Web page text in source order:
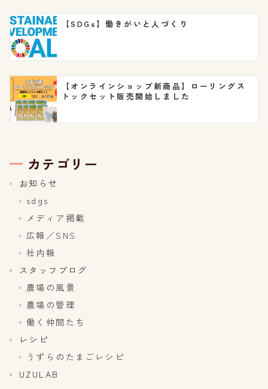
【SDGs】働きがいと人づくり
【オンラインショップ新商品】ローリングス
トックセット販売開始しました
カテゴリー
お知らせ
sdgs
メディア掲載
広報／SNS
社内報
スタッフブログ
農場の風景
農場の管理
働く仲間たち
レシピ
うずらのたまごレシピ
UZULAB